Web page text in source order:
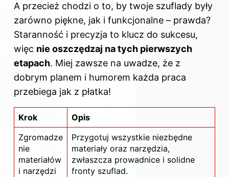
A przecież chodzi o to, by twoje szuflady były
zarówno piękne, jak i funkcjonalne – prawda?
Staranność i precyzja to klucz do sukcesu,
więc nie oszczędzaj na tych pierwszych
etapach. Miej zawsze na uwadze, że z
dobrym planem i humorem każda praca
przebiega jak z płatka!
Krok
Opis
Zgromadze
nie
materiałów
i narzędzi
Przygotuj wszystkie niezbędne
materiały oraz narzędzia,
zwłaszcza prowadnice i solidne
fronty szuflad.